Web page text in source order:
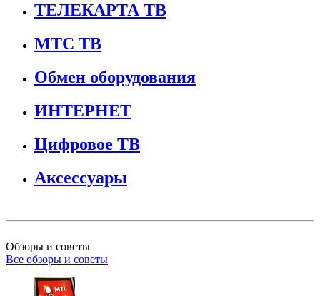
ТЕЛЕКАРТА ТВ
МТС ТВ
Обмен оборудования
ИНТЕРНЕТ
Цифровое ТВ
Аксессуары
Обзоры и советы
Все обзоры и советы